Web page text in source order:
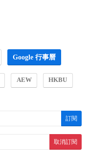
Google 行事曆
AEW HKBU